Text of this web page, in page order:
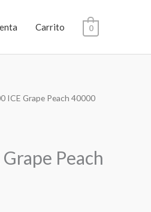
Carrito 0
ICE Grape Peach 40000
Peach